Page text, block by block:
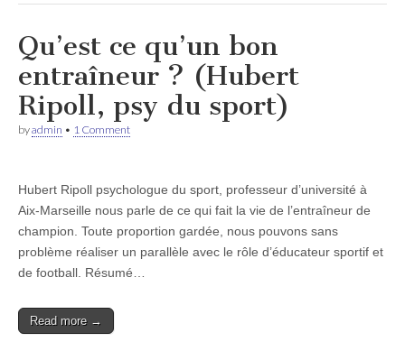
Qu’est ce qu’un bon
entraîneur ? (Hubert
Ripoll, psy du sport)
byadmin • 1 Comment
Hubert Ripoll psychologue du sport, professeur d’université à
Aix-Marseille nous parle de ce qui fait la vie de l’entraîneur de
champion. Toute proportion gardée, nous pouvons sans
problème réaliser un parallèle avec le rôle d’éducateur sportif et
de football. Résumé…
Read more →